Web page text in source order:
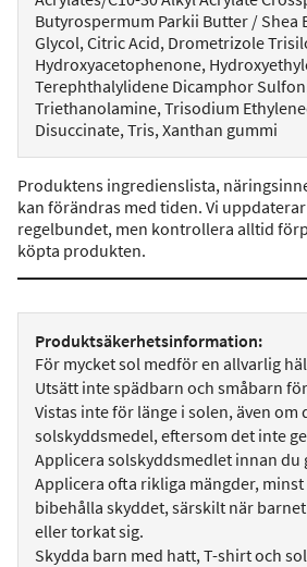
Butyrospermum Parkii Butter / Shea
Glycol, Citric Acid, Drometrizole
Hydroxyacetophenone,
Terephthalylidene Dicamphor
Triethanolamine, Trisodium
Disuccinate, Tris, Xanthan gummi
Produktens ingredienslista,
kan förändras med tiden. Vi
regelbundet, men kontrollera alltid
köpta produkten.
Produktsäkerhetsinformation:
För mycket sol medför en allvarlig
Utsätt inte spädbarn och småbarn
Vistas inte för länge i solen, även om
solskyddsmedel, eftersom det inte
Applicera solskyddsmedlet innan du
Applicera ofta rikliga mängder,
bibehålla skyddet, särskilt när
eller torkat sig.
Skydda barn med hatt, T-shirt och